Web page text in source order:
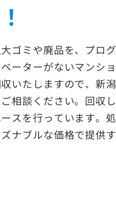
ゴミや廃品を、プログ
ーターがないマンショ
いたしますので、新潟
相談ください。回収し
スを行っています。処
ナブルな価格で提供す